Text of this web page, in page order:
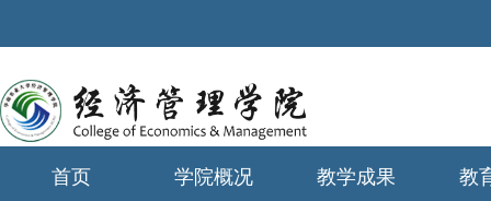
首页 学院概况 教学成果 教